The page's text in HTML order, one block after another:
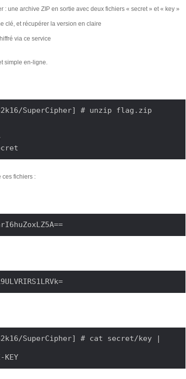
: une archive ZIP en sortie avec deux fichiers « secret » et « key »
clé, et récupérer la version en claire
via ce service
simple en-ligne.
SuperCipher] # unzip flag.zip
ces fichiers :
SuperCipher] # cat secret/key |
KEY